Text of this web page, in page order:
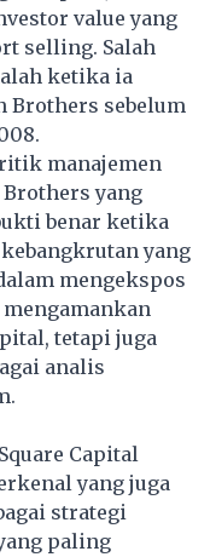
value yang
selling. Salah
ketika ia
Brothers sebelum
manajemen
yang
benar ketika
yang
mengekspos
tetapi juga
analis
Capital
yang juga
strategi
paling